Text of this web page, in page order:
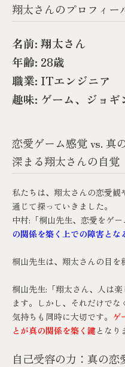
翔太さんのプロフィー
名前: 翔太さん
年齢: 28歳
職業: ITエンジニア
趣味: ゲーム、ジョギ
恋愛ゲーム感覚 vs. 真
深まる翔太さんの自覚
私たちは、翔太さんの恋愛
通じて探っていきました。
中村:「桐山先生、恋愛をゲ
の関係を築く上での障害とな
桐山先生は、翔太さんの目を
桐山先生:「翔太さん、人は
ます。しかし、それだけで
気持ちも同時に大切です。 ゲ
とが真の関係を築く鍵となり
自己受容の力：真の